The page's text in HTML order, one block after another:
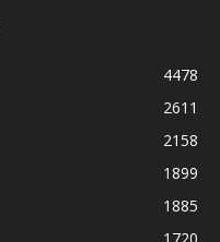
4478
2611
2158
1899
1885